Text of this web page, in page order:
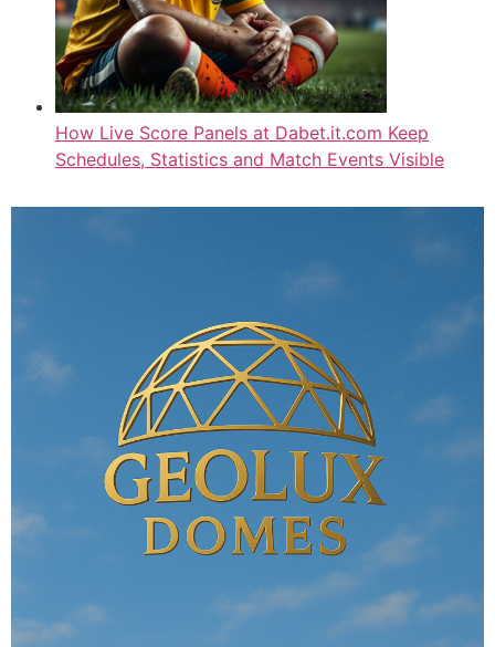
How Live Score Panels at Dabet.it.com Keep
Schedules, Statistics and Match Events Visible